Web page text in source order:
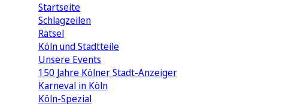
Startseite
Schlagzeilen
Rätsel
Köln und Stadtteile
Unsere Events
150 Jahre Kölner Stadt-Anzeiger
Karneval in Köln
Köln-Spezial